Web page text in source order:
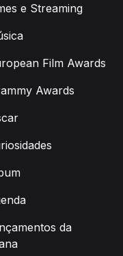
e Streaming
Film Awards
Awards
da